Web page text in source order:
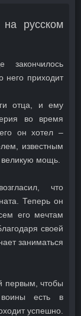
русском
закончилось
него приходит
отца, и ему
во время
он хотел –
известным
мощь.
что
Теперь он
его мечтам
своей
заниматься
первым, чтобы
воины есть в
успешно.